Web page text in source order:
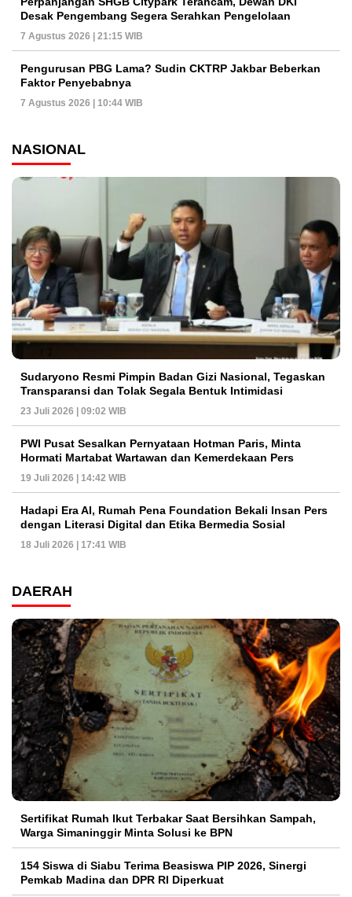
Desak Pengembang Segera Serahkan Pengelolaan
7 Agustus 2026 | 21:15 WIB
Pengurusan PBG Lama? Sudin CKTRP Jakbar Beberkan
Faktor Penyebabnya
7 Agustus 2026 | 10:44 WIB
NASIONAL
Sudaryono Resmi Pimpin Badan Gizi Nasional, Tegaskan
Transparansi dan Tolak Segala Bentuk Intimidasi
23 Juli 2026 | 09:02 WIB
PWI Pusat Sesalkan Pernyataan Hotman Paris, Minta
Hormati Martabat Wartawan dan Kemerdekaan Pers
19 Juli 2026 | 14:42 WIB
Hadapi Era AI, Rumah Pena Foundation Bekali Insan Pers
dengan Literasi Digital dan Etika Bermedia Sosial
18 Juli 2026 | 17:41 WIB
DAERAH
Sertifikat Rumah Ikut Terbakar Saat Bersihkan Sampah,
Warga Simaninggir Minta Solusi ke BPN
154 Siswa di Siabu Terima Beasiswa PIP 2026, Sinergi
Pemkab Madina dan DPR RI Diperkuat